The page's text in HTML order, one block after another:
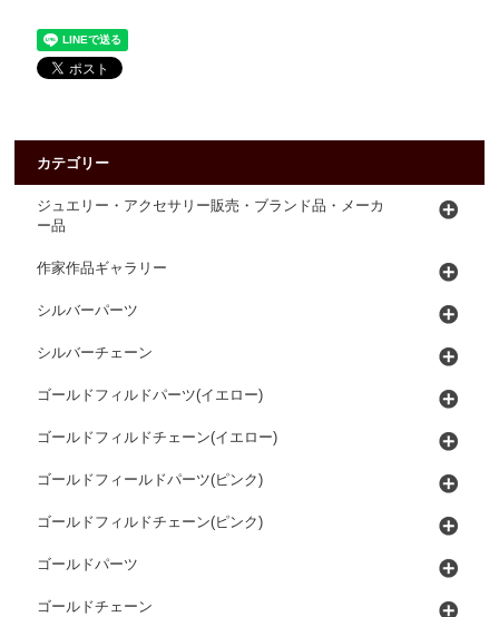
カテゴリー
ジュエリー・アクセサリー販売・ブランド品・メーカ
ー品
作家作品ギャラリー
シルバーパーツ
シルバーチェーン
ゴールドフィルドパーツ(イエロー)
ゴールドフィルドチェーン(イエロー)
ゴールドフィールドパーツ(ピンク)
ゴールドフィルドチェーン(ピンク)
ゴールドパーツ
ゴールドチェーン